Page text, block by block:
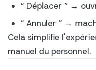
“ Déplacer ” →
“ Annuler ” →
Cela simplifie
manuel du personnel.